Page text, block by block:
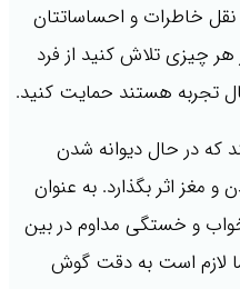
نقل خاطرات و احساساتتان
هر چیزی تلاش کنید از فرد
تجربه هستند حمایت کنید.
که در حال دیوانه شدن
مغز اثر بگذارد. به عنوان
و خستگی مداوم در بین
لازم است به دقت گوش